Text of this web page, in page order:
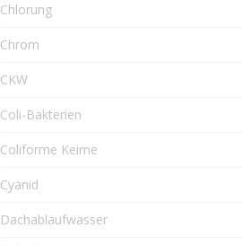
Chlorung
Chrom
CKW
Coli-Bakterien
Coliforme Keime
Cyanid
Dachablaufwasser